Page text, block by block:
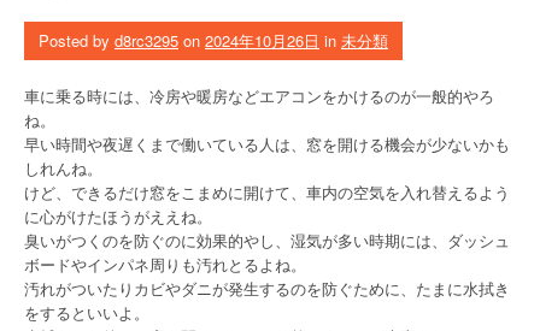
Posted by d8rc3295 on 2024年10月26日 in 未分類
車に乗る時には、冷房や暖房などエアコンをかけるのが一般的やろ
ね。
早い時間や夜遅くまで働いている人は、窓を開ける機会が少ないかも
しれんね。
けど、できるだけ窓をこまめに開けて、車内の空気を入れ替えるよう
に心がけたほうがええね。
臭いがつくのを防ぐのに効果的やし、湿気が多い時期には、ダッシュ
ボードやインパネ周りも汚れとるよね。
汚れがついたりカビやダニが発生するのを防ぐために、たまに水拭き
をするといいよ。